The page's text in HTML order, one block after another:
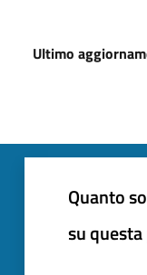
Ultimo
Quanto
su